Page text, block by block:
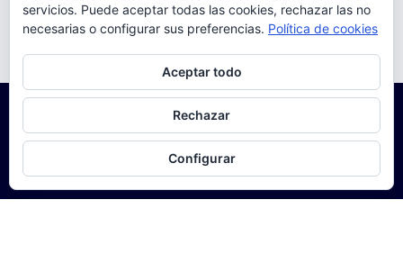
torrent al dia Ago 5, 2026
servicios. Puede aceptar todas las cookies, rechazar las no
necesarias o configurar sus preferencias. Política de cookies
Aceptar todo
Rechazar
Configurar
Para obtener más información, incluido cómo gestionar las cookies,